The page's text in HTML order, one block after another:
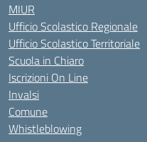
MIUR
Ufficio Scolastico Regionale
Ufficio Scolastico Territoriale
Scuola in Chiaro
Iscrizioni On Line
Invalsi
Comune
Whistleblowing